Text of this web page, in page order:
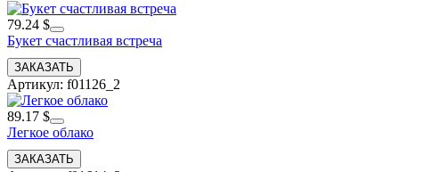
79.24 $
Букет счастливая встреча
Артикул: f01126_2
89.17 $
Легкое облако